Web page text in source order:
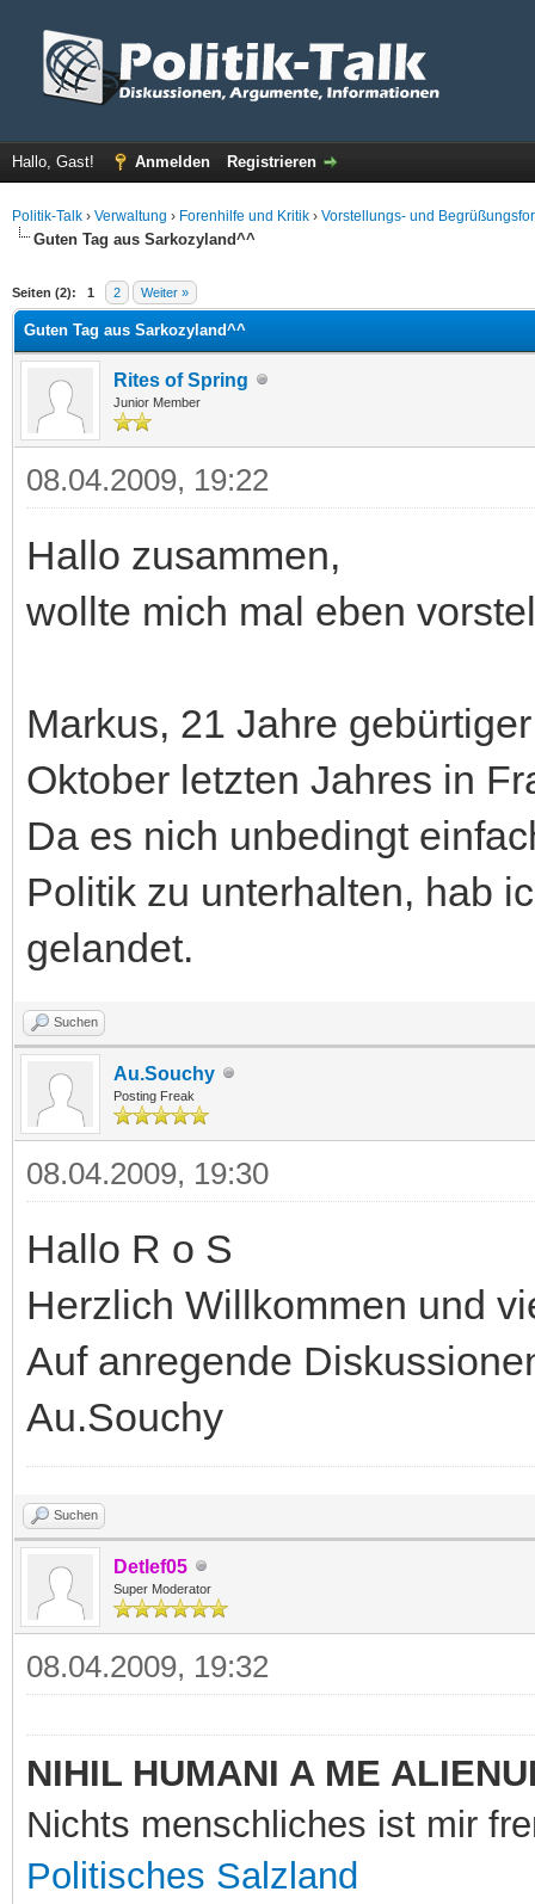
Hallo, Gast! Anmelden Registrieren
Politik-Talk › Verwaltung › Forenhilfe und Kritik › Vorstellungs- und
Guten Tag aus Sarkozyland^^
Seiten (2): 1 2 Weiter »
Durchschnitt
Guten Tag aus Sarkozyland^^
Rites of Spring
Junior Member
08.04.2009, 19:22
Hallo zusammen,
wollte mich mal eben
Markus, 21 Jahre
Oktober letzten Jahres in
Da es nich unbedingt
Politik zu unterhalten, hab
gelandet.
Suchen
Au.Souchy
Posting Freak
08.04.2009, 19:30
Hallo R o S
Herzlich Willkommen und
Auf anregende
Au.Souchy
Suchen
Detlef05
Super Moderator
08.04.2009, 19:32
NIHIL HUMANI A ME
Nichts menschliches ist mir
Politisches Salzland